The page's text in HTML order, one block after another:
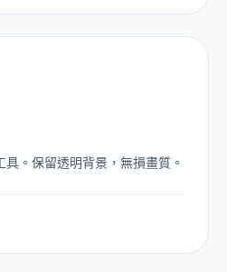
。保留透明背景，無損畫質。